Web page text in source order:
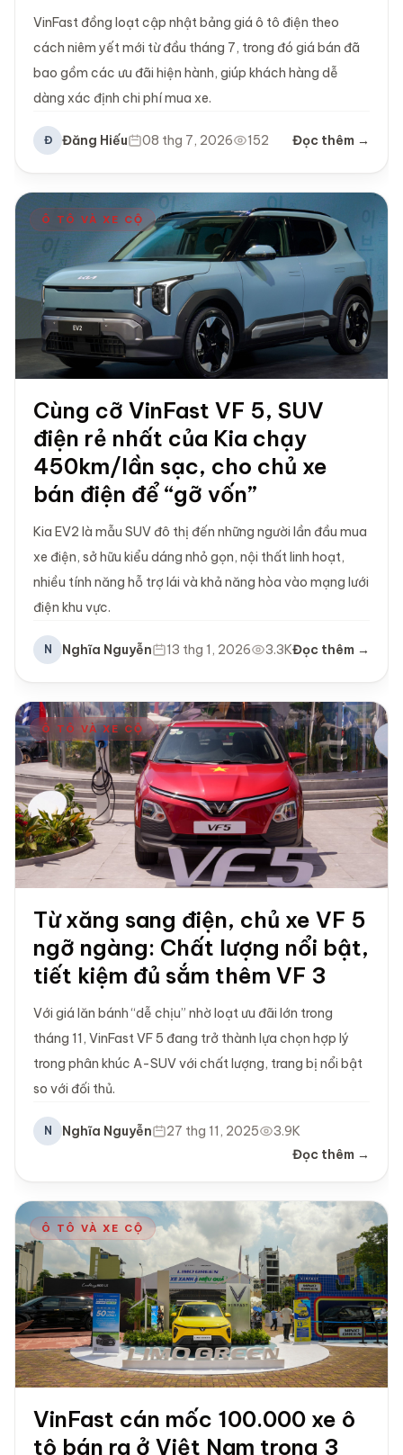
VinFast đồng loạt cập nhật bảng giá ô tô điện theo
cách niêm yết mới từ đầu tháng 7, trong đó giá bán đã
bao gồm các ưu đãi hiện hành, giúp khách hàng dễ
dàng xác định chi phí mua xe.
Đ Đăng Hiếu 08 thg 7, 2026 152 Đọc thêm →
Ô TÔ VÀ XE CỘ
Cùng cỡ VinFast VF 5, SUV
điện rẻ nhất của Kia chạy
450km/lần sạc, cho chủ xe
bán điện để “gỡ vốn”
Kia EV2 là mẫu SUV đô thị đến những người lần đầu mua
xe điện, sở hữu kiểu dáng nhỏ gọn, nội thất linh hoạt,
nhiều tính năng hỗ trợ lái và khả năng hòa vào mạng lưới
điện khu vực.
N Nghĩa Nguyễn 13 thg 1, 2026 3.3KĐọc thêm →
Ô TÔ VÀ XE CỘ
Từ xăng sang điện, chủ xe VF 5
ngỡ ngàng: Chất lượng nổi bật,
tiết kiệm đủ sắm thêm VF 3
Với giá lăn bánh “dễ chịu” nhờ loạt ưu đãi lớn trong
tháng 11, VinFast VF 5 đang trở thành lựa chọn hợp lý
trong phân khúc A-SUV với chất lượng, trang bị nổi bật
so với đối thủ.
N Nghĩa Nguyễn 27 thg 11, 2025
3.9K
Đọc thêm →
Ô TÔ VÀ XE CỘ
VinFast cán mốc 100.000 xe ô
tô bán ra ở Việt Nam trong 3